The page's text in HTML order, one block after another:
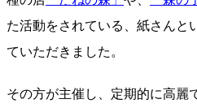
た活動をされている、紙さんと
ていただきました。
その方が主催し、定期的に高麗